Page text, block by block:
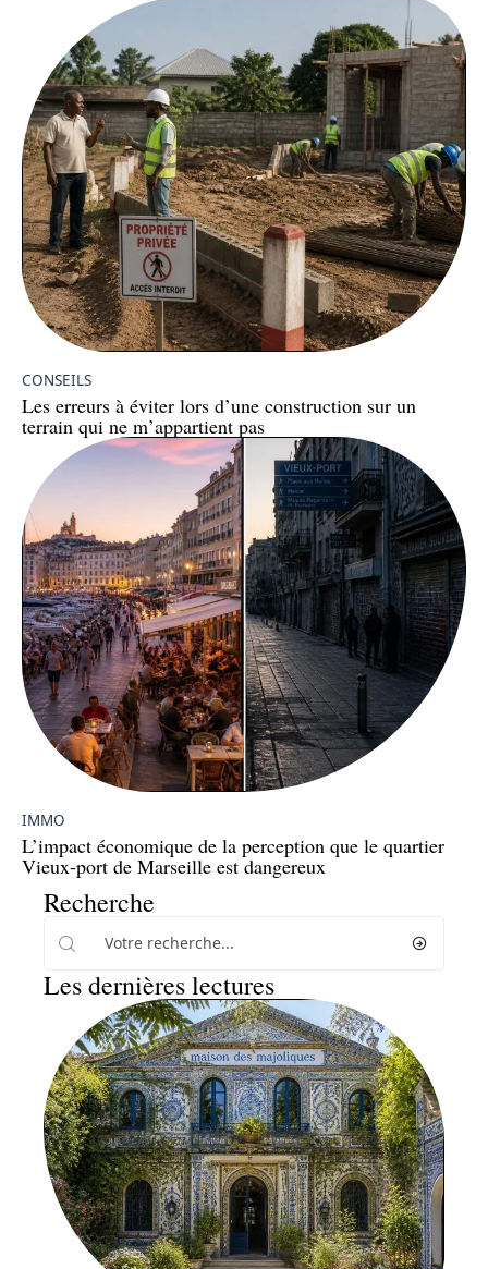
CONSEILS
Les erreurs à éviter lors d’une construction sur un
terrain qui ne m’appartient pas
IMMO
L’impact économique de la perception que le quartier
Vieux-port de Marseille est dangereux
Recherche
Les dernières lectures